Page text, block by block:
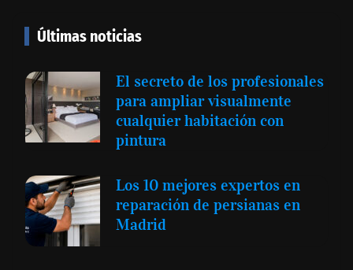
Últimas noticias
El secreto de los profesionales
para ampliar visualmente
cualquier habitación con
pintura
Los 10 mejores expertos en
reparación de persianas en
Madrid